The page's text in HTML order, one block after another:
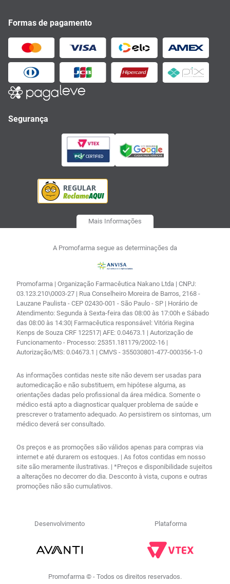
Formas de pagamento
Segurança
Mais Informações
A Promofarma segue as determinações da
Promofarma | Organização Farmacêutica Nakano Ltda | CNPJ:
03.123.210\0003-27 | Rua Conselheiro Moreira de Barros, 2168 -
Lauzane Paulista - CEP 02430-001 - São Paulo - SP | Horário de
Atendimento: Segunda à Sexta-feira das 08:00 às 17:00h e Sábado
das 08:00 às 14:30| Farmacêutica responsável: Vitória Regina
Kenps de Souza CRF 122517| AFE: 0.04673.1 | Autorização de
Funcionamento - Processo: 25351.181179/2002-16 |
Autorização/MS: 0.04673.1 | CMVS - 355030801-477-000356-1-0
As informações contidas neste site não devem ser usadas para
automedicação e não substituem, em hipótese alguma, as
orientações dadas pelo profissional da área médica. Somente o
médico está apto a diagnosticar qualquer problema de saúde e
prescrever o tratamento adequado. Ao persistirem os sintomas, um
médico deverá ser consultado.
Os preços e as promoções são válidos apenas para compras via
internet e até durarem os estoques. | As fotos contidas em nosso
site são meramente ilustrativas. | *Preços e disponibilidade sujeitos
a alterações no decorrer do dia. Desconto à vista, cupons e outras
promoções não são cumulativos.
Desenvolvimento Plataforma
Promofarma © - Todos os direitos reservados.